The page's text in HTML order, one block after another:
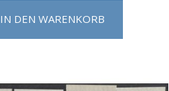
IN DEN WARENKORB